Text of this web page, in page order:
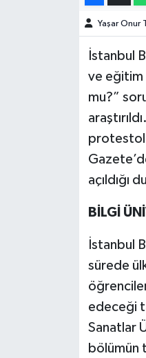
Yaşar Onur
İstanbul
ve eğitim
mu?”
açıldığı
BİLGİ
İstanbul
sürede
edeceği
Sanatlar
bölümün
Teknoloji
KAHRAMANMARAŞ